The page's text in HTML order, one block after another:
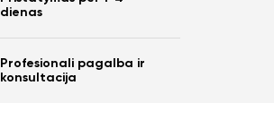
dienas
Profesionali pagalba ir
konsultacija